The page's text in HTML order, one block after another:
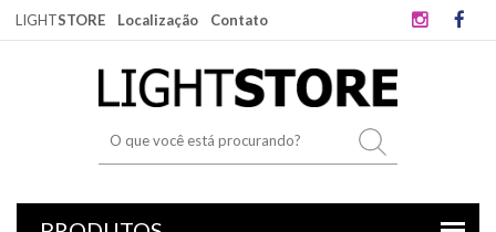
LIGHTSTORE Localização Contato